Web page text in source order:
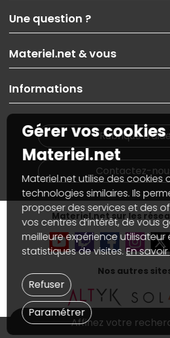
Affinez votre
Nos services
Les magasins Materiel.net
Nos solutions pour les pros
Contactez-nous
Une question ?
Paiement, livraison
Garanties,Pack Zen
SAV, demander un retour
Informations
Materiel.net & vous
On rachète votre carte graphique
PC sur mesure : Votre RDV
Notre démarche écologique
Materiel.net recrute
Notre programme d'affiliation
Partenariat & Sponsoring
Informations
Plan du site
Nos marques
Conditions générales de vente
Marketplace
Informations légales
Données personnelles etcookies
Gérer vos cookies
Accessibilité : non conforme
Rubrique
Contactez-
Materiel.net sur les
Nos autres
Gérer vos
Materiel.net
Materiel.net utilise des cookies
technologies similaires. Ils
proposer des services et des
vos centres d’intérêt, de vous
meilleure expérience utilisateur
statistiques de visites.En savoir
Paramétrer
Refuser